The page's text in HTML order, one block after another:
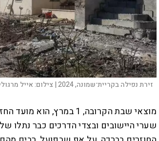
זירת נפילה בקריית־שמונה, 2024 | צילום:אייל
מוצאי שבת הקרובה, 1
שערי היישובים ובצדי הדרכים כבר